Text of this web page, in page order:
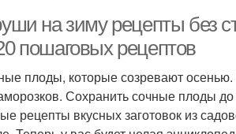
на зиму рецепты без
пошаговых рецептов
плоды, которые созревают
Сохранить сочные плоды
рецепты вкусных заготовок из